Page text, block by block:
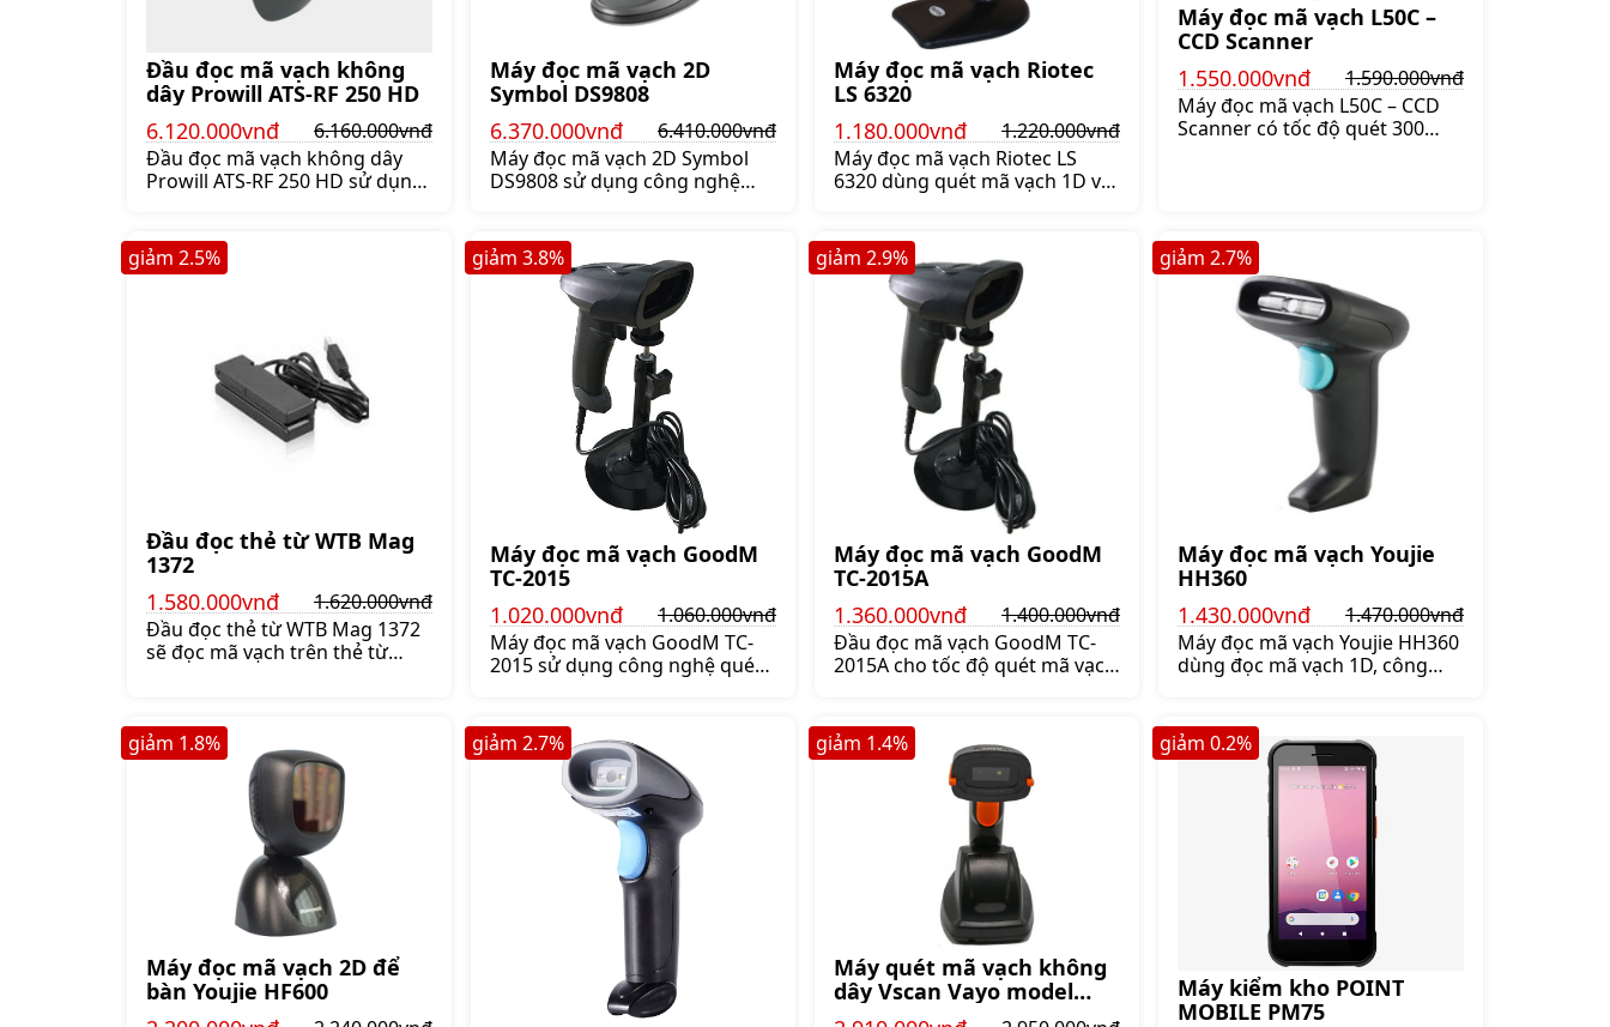
Đầu đọc mã vạch không
dây Prowill ATS-RF 250 HD
6.120.000vnđ
6.160.000vnđ
Đầu đọc mã vạch không dây
Prowill ATS-RF 250 HD sử dụng
Giá:6.160.000 đ
Máy đọc mã vạch 2D
Symbol DS9808
6.370.000vnđ
6.410.000vnđ
Máy đọc mã vạch 2D Symbol
DS9808 sử dụng công nghệ
tất cả các mã vạch 1D & 2D &
Postal, Giá:6.410.000 đ
Máy đọc mã vạch Riotec
LS 6320
1.180.000vnđ
1.220.000vnđ
Máy đọc mã vạch Riotec LS
6320 dùng quét mã vạch 1D với
Máy đọc mã vạch L50C –
CCD Scanner
1.550.000vnđ
1.590.000vnđ
Máy đọc mã vạch L50C – CCD
Scanner có tốc độ quét 300
Đầu đọc thẻ từ WTB Mag
1372
1.580.000vnđ
1.620.000vnđ
Đầu đọc thẻ từ WTB Mag 1372
sẽ đọc mã vạch trên thẻ từ
giảm 2.5%
Máy đọc mã vạch GoodM
TC-2015
1.020.000vnđ
1.060.000vnđ
Máy đọc mã vạch GoodM TC-
2015 sử dụng công nghệ quét
giúp khâu thanh toán cho
khách hàng nhanh chóng. Máy
quét mã vạch GoodM TC-2015
nhỏ gọn, có dây kết nối với máy
tính tiện lợi, Giá:1.060.000 đ
giảm 3.8%
Máy đọc mã vạch GoodM
TC-2015A
1.360.000vnđ
1.400.000vnđ
Đầu đọc mã vạch GoodM TC-
2015A cho tốc độ quét mã vạch
hàng hóa hay bán hàng không
tốn công sức và thời gian. Máy
đọc mã vạch GoodM TC-2015A
tự động quét mã vạch và có thể
kết nối với máy tính để trích
xuất dữ liệu, Giá:1.400.000 đ
giảm 2.9%
Máy đọc mã vạch Youjie
HH360
1.430.000vnđ
1.470.000vnđ
Máy đọc mã vạch Youjie HH360
dùng đọc mã vạch 1D, công
mã/giây. Đầu đọc mã vạch
Youjie HH360 dùng cho siêu thị,
cửa hàng bán lẻ, nhà kho,
Giá:1.470.000 đ
giảm 2.7%
Máy đọc mã vạch 2D để
bàn Youjie HF600
giảm 1.8% giảm 2.7%
Máy quét mã vạch không
dây Vscan Vayo model
VSB1-433
giảm 1.4%
Máy kiểm kho POINT
MOBILE PM75
giảm 0.2%